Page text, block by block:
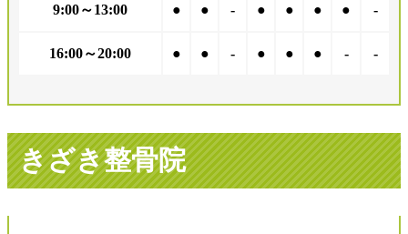
9:00～13:00 ● ● - ● ● ● ● -
16:00～20:00 ● ● - ● ● ● - -
きざき整骨院